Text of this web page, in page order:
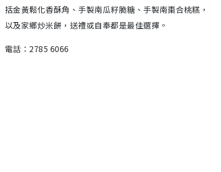
括金黃鬆化香酥角、手製南瓜籽脆糖、手製南棗合桃糕，
以及家鄉炒米餅，送禮或自奉都是最佳選擇。
電話：2785 6066